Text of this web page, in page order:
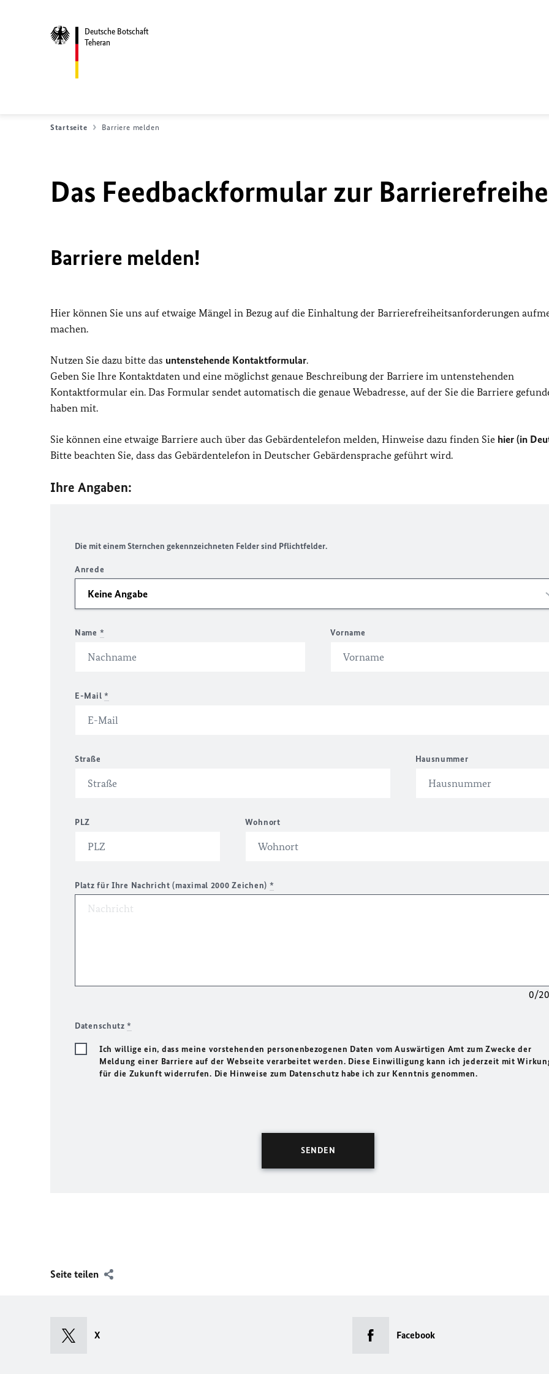
Deutsche Botschaft
Teheran
Startseite Barriere melden
Das Feedbackformular zur
Barriere melden!
Hier können Sie uns auf etwaige Mängel in Bezug auf die Einhaltung der Barrierefreiheitsanforderungen
machen.
Nutzen Sie dazu bitte das untenstehende Kontaktformular.
Geben Sie Ihre Kontaktdaten und eine möglichst genaue Beschreibung der Barriere im untenstehenden
Kontaktformular ein. Das Formular sendet automatisch die genaue Webadresse, auf der Sie die Barriere
haben mit.
Sie können eine etwaige Barriere auch über das Gebärdentelefon melden, Hinweise dazu finden Sie hier (in
Bitte beachten Sie, dass das Gebärdentelefon in Deutscher Gebärdensprache geführt wird.
Ihre Angaben:
Die mit einem Sternchen gekennzeichneten Felder sind Pflichtfelder.
Anrede
Name * Vorname
E-Mail *
Straße Hausnummer
PLZ Wohnort
Platz für Ihre Nachricht (maximal 2000 Zeichen) *
0/
Datenschutz*
Ich willige ein, dass meine vorstehenden personenbezogenen Daten vom Auswärtigen Amt zum Zwecke der
Meldung einer Barriere auf der Webseite verarbeitet werden. Diese Einwilligung kann ich jederzeit mit
für die Zukunft widerrufen. Die Hinweise zum Datenschutz habe ich zur Kenntnis genommen.
Seite teilen
X Facebook